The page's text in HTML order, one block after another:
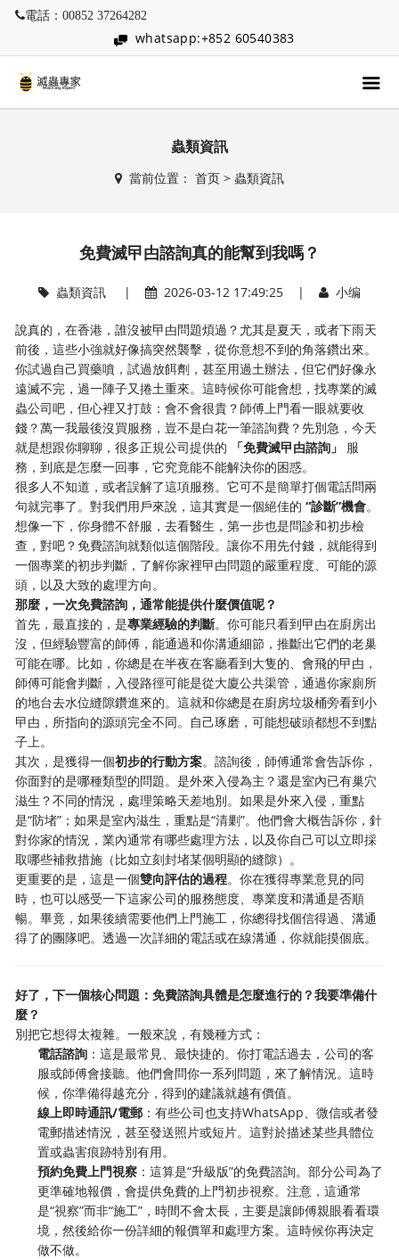
電話：00852 37264282
whatsapp:+852 60540383
蟲類資訊
當前位置： 首页> 蟲類資訊
免費滅曱甴諮詢真的能幫到我嗎？
蟲類資訊| 2026-03-12 17:49:25 | 小编
說真的，在香港，誰沒被曱甴問題煩過？尤其是夏天，或者下雨天
前後，這些小強就好像搞突然襲擊，從你意想不到的角落鑽出來。
你試過自己買藥噴，試過放餌劑，甚至用過土辦法，但它們好像永
遠滅不完，過一陣子又捲土重來。這時候你可能會想，找專業的滅
蟲公司吧，但心裡又打鼓：會不會很貴？師傅上門看一眼就要收
錢？萬一我最後沒買服務，豈不是白花一筆諮詢費？先別急，今天
就是想跟你聊聊，很多正規公司提供的
「免費滅曱甴諮詢」
​ 服
務，到底是怎麼一回事，它究竟能不能解決你的困惑。
很多人不知道，或者誤解了這項服務。它可不是簡單打個電話問兩
句就完事了。對我們用戶來說，這其實是一個絕佳的“診斷”機會。
想像一下，你身體不舒服，去看醫生，第一步也是問診和初步檢
查，對吧？免費諮詢就類似這個階段。讓你不用先付錢，就能得到
一個專業的初步判斷，了解你家裡曱甴問題的嚴重程度、可能的源
頭，以及大致的處理方向。
那麼，一次免費諮詢，通常能提供什麼價值呢？
首先，最直接的，是專業經驗的判斷。你可能只看到曱甴在廚房出
沒，但經驗豐富的師傅，能通過和你溝通細節，推斷出它們的老巢
可能在哪。比如，你總是在半夜在客廳看到大隻的、會飛的曱甴，
師傅可能會判斷，入侵路徑可能是從大廈公共渠管，通過你家廁所
的地台去水位縫隙鑽進來的。這就和你總是在廚房垃圾桶旁看到小
曱甴，所指向的源頭完全不同。自己琢磨，可能想破頭都想不到點
子上。
其次，是獲得一個初步的行動方案。諮詢後，師傅通常會告訴你，
你面對的是哪種類型的問題。是外來入侵為主？還是室內已有巢穴
滋生？不同的情況，處理策略天差地別。如果是外來入侵，重點
是“防堵”；如果是室內滋生，重點是“清剿”。他們會大概告訴你，針
對你家的情況，業內通常有哪些處理方法，以及你自己可以立即採
取哪些補救措施（比如立刻封堵某個明顯的縫隙）。
更重要的是，這是一個雙向評估的過程。你在獲得專業意見的同
時，也可以感受一下這家公司的服務態度、專業度和溝通是否順
暢。畢竟，如果後續需要他們上門施工，你總得找個信得過、溝通
得了的團隊吧。透過一次詳細的電話或在線溝通，你就能摸個底。
好了，下一個核心問題：免費諮詢具體是怎麼進行的？我要準備什
麼？
別把它想得太複雜。一般來說，有幾種方式：
電話諮詢 ：這是最常見、最快捷的。你打電話過去，公司的客
服或師傅會接聽。他們會問你一系列問題，來了解情況。這時
候，你準備得越充分，得到的建議就越有價值。
線上即時通訊/電郵 ：有些公司也支持WhatsApp、微信或者發
電郵描述情況，甚至發送照片或短片。這對於描述某些具體位
置或蟲害痕跡特別有用。
預約免費上門視察 ：這算是“升級版”的免費諮詢。部分公司為了
更準確地報價，會提供免費的上門初步視察。注意，這通常
是“視察”而非“施工”，時間不會太長，主要是讓師傅親眼看看環
境，然後給你一份詳細的報價單和處理方案。這時候你再決定
做不做。